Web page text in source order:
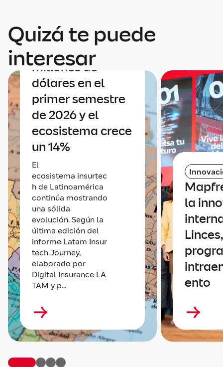
Quizá te puede
interesar
Latinoamérica
alcanza los 90
millones de
dólares en el
primer semestre
de 2026 y el
ecosistema crece
un 14%
El
ecosistema insurtec
h de Latinoamérica
continúa mostrando
una sólida
evolución. Según la
última edición del
informe Latam Insur
tech Journey,
elaborado por
Digital Insurance LA
TAM y p...
la
ento